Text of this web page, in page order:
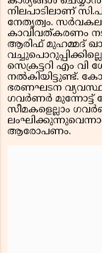
നിലപാടിലാണ്
നേതൃത്വം.
കാവിവത്കരണം
ആരിഫ് മുഹമ്മദ്
സെക്രട്ടറി എം വി
നൽകിയിട്ടുണ്ട്.
ഭരണഘടന
ഗവര്‍ണര്‍ മുന്നോട്ട്
സീമകളെല്ലാം
ആരോപണം.